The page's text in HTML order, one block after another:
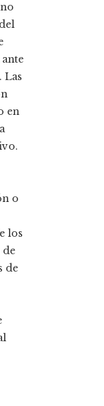
Las
en
o
los
de
de